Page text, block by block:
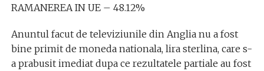
RAMANEREA IN UE – 48.12%
Anuntul facut de televiziunile din Anglia nu a fost
bine primit de moneda nationala, lira sterlina, care s-
a prabusit imediat dupa ce rezultatele partiale au fost